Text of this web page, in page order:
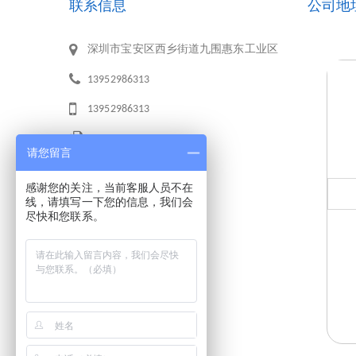
联系信息
深圳市宝安区西乡街道九围惠东工业区
13952986313
13952986313
zjxhsj@163.com
公司地
请您留言
感谢您的关注，当前客服人员不在
线，请填写一下您的信息，我们会
尽快和您联系。